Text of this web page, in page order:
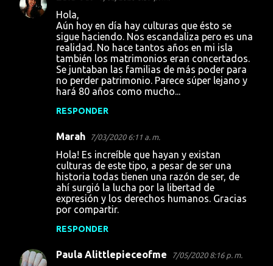
Hola,
Aún hoy en día hay culturas que ésto se
sigue haciendo. Nos escandaliza pero es una
realidad. No hace tantos años en mi isla
también los matrimonios eran concertados.
Se juntaban las familias de más poder para
no perder patrimonio. Parece súper lejano y
hará 80 años como mucho...
RESPONDER
Marah 7/03/2020 6:11 a. m.
Hola! Es increíble que hayan y existan
culturas de este tipo, a pesar de ser una
historia todas tienen una razón de ser, de
ahí surgió la lucha por la libertad de
expresión y los derechos humanos. Gracias
por compartir.
RESPONDER
Paula Alittlepieceofme 7/05/2020 8:16 p. m.